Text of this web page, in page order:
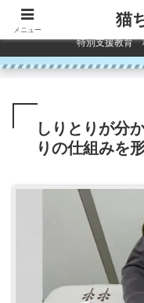
コンテンツへスキ
特別支援教育
しりとりが分
りの仕組みを
メニュー
猫